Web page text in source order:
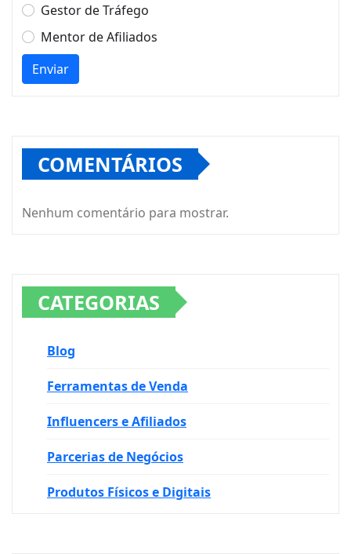
Gestor de Tráfego
Mentor de Afiliados
Enviar
COMENTÁRIOS
Nenhum comentário para mostrar.
CATEGORIAS
Blog
Ferramentas de Venda
Influencers e Afiliados
Parcerias de Negócios
Produtos Físicos e Digitais